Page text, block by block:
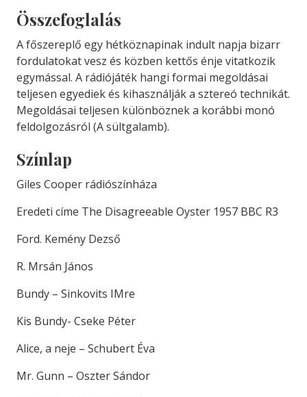
Összefoglalás
A főszereplő egy hétköznapinak indult napja bizarr
fordulatokat vesz és közben kettős énje vitatkozik
egymással. A rádiójáték hangi formai megoldásai
teljesen egyediek és kihasználják a sztereó technikát.
Megoldásai teljesen különböznek a korábbi monó
feldolgozásról (A sültgalamb).
Színlap
Giles Cooper rádiószínháza
Eredeti címe The Disagreeable Oyster 1957 BBC R3
Ford. Kemény Dezső
R. Mrsán János
Bundy – Sinkovits IMre
Kis Bundy- Cseke Péter
Alice, a neje – Schubert Éva
Mr. Gunn – Oszter Sándor